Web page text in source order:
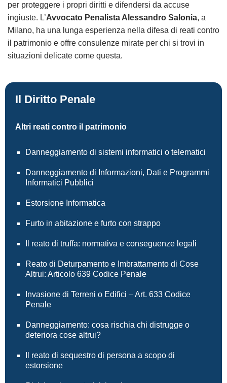
per proteggere i propri diritti e difendersi da accuse
ingiuste. L’Avvocato Penalista Alessandro Salonia, a
Milano, ha una lunga esperienza nella difesa di reati contro
il patrimonio e offre consulenze mirate per chi si trovi in
situazioni delicate come questa.
Il Diritto Penale
Altri reati contro il patrimonio
Danneggiamento di sistemi informatici o telematici
Danneggiamento di Informazioni, Dati e Programmi
Informatici Pubblici
Estorsione Informatica
Furto in abitazione e furto con strappo
Il reato di truffa: normativa e conseguenze legali
Reato di Deturpamento e Imbrattamento di Cose
Altrui: Articolo 639 Codice Penale
Invasione di Terreni o Edifici – Art. 633 Codice
Penale
Danneggiamento: cosa rischia chi distrugge o
deteriora cose altrui?
Il reato di sequestro di persona a scopo di
estorsione